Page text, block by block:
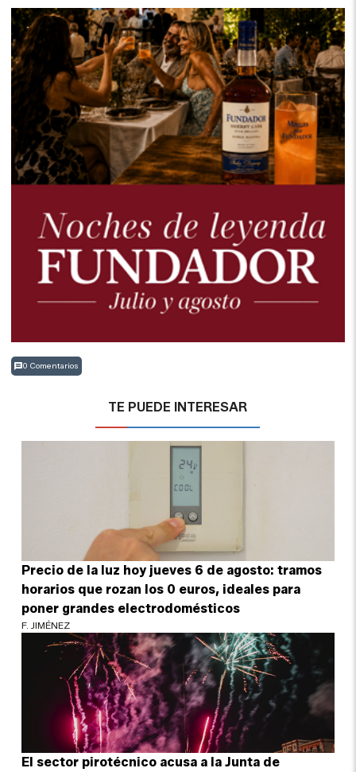
0 Comentarios
TE PUEDE INTERESAR
Precio de la luz hoy jueves 6 de agosto: tramos
horarios que rozan los 0 euros, ideales para
poner grandes electrodomésticos
F. JIMÉNEZ
El sector pirotécnico acusa a la Junta de